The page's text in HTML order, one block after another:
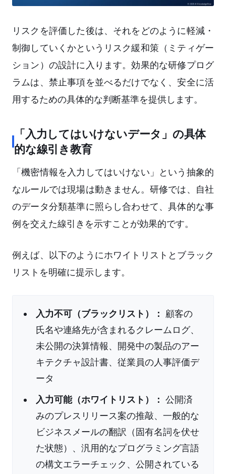
リスクを評価した後は、それをどのように軽減・
制御していくかというリスク緩和策（ミティゲー
ション）の設計に入ります。効果的な研修プログ
ラムは、禁止事項を並べるだけでなく、安全に活
用するための具体的な判断基準を提供します。
「入力してはいけないデータ」の具体
的な線引き教育
「機密情報を入力してはいけない」という抽象的
なルールでは現場は動きません。研修では、自社
のデータ分類基準に照らし合わせて、具体的な事
例を交えた線引きを示すことが効果的です。
例えば、以下のようにホワイトリストとブラック
リストを明確に提示します。
入力不可（ブラックリスト）：
顧客の
氏名や連絡先が含まれるクレームログ、
未公開の決算情報、開発中の製品のアー
キテクチャ設計書、従業員の人事評価デ
ータ
入力可能（ホワイトリスト）： 公開済
みのプレスリリース案の推敲、一般的な
ビジネスメールの翻訳（固有名詞を伏せ
た状態）、汎用的なプログラミング言語
の構文エラーチェック、公開されている